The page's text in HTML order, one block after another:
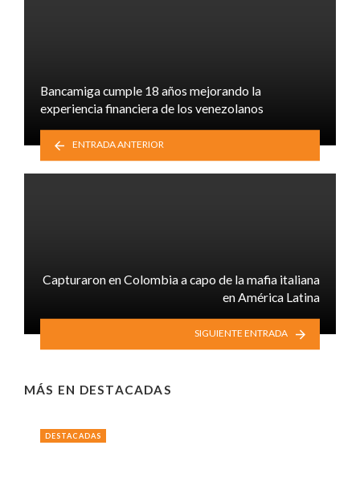
Bancamiga cumple 18 años mejorando la
experiencia financiera de los venezolanos
ENTRADA ANTERIOR
Capturaron en Colombia a capo de la mafia italiana
en América Latina
SIGUIENTE ENTRADA
MÁS EN DESTACADAS
DESTACADAS